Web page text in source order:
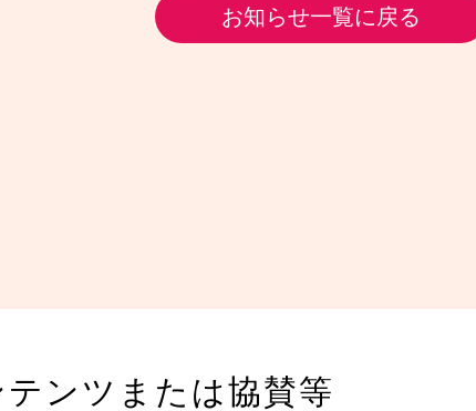
お知らせ一覧に戻る
ンツまたは協賛等